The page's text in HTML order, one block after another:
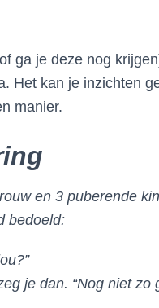
ga je deze nog
Het kan je inzichten
manier.
en 3 puberende
bedoeld:
je dan. “Nog niet